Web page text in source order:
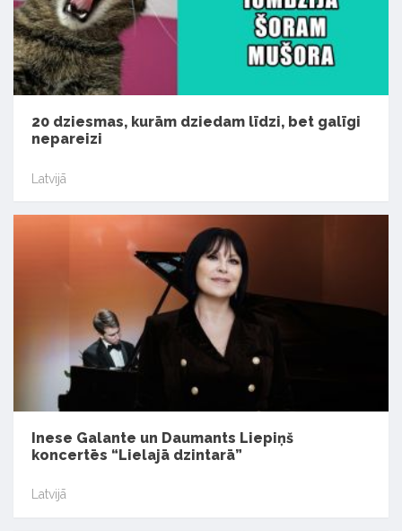
20 dziesmas, kurām dziedam līdzi, bet galīgi
nepareizi
Latvijā
Inese Galante un Daumants Liepiņš
koncertēs “Lielajā dzintarā”
Latvijā